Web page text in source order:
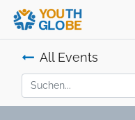
All Events